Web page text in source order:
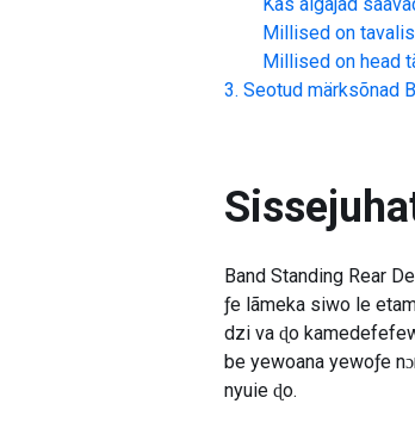
Millised on
Millised on head
Seotud märksõnad
Band Standing Rear
ƒe lãmeka siwo le
dzi va ɖo
be yewoana yewoƒe
nyuie ɖo.